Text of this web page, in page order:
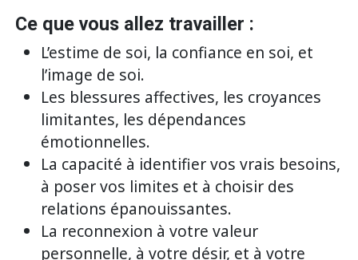
Ce que vous allez travailler :
L’estime de soi, la confiance en soi, et
l’image de soi.
Les blessures affectives, les croyances
limitantes, les dépendances
émotionnelles.
La capacité à identifier vos vrais besoins,
à poser vos limites et à choisir des
relations épanouissantes.
La reconnexion à votre valeur
personnelle, à votre désir, et à votre